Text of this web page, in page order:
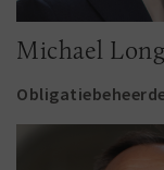
Michael